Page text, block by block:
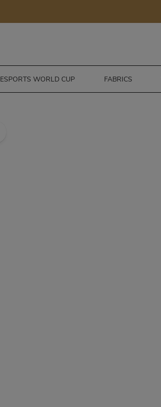
ESPORTS WORLD CUP FABRICS